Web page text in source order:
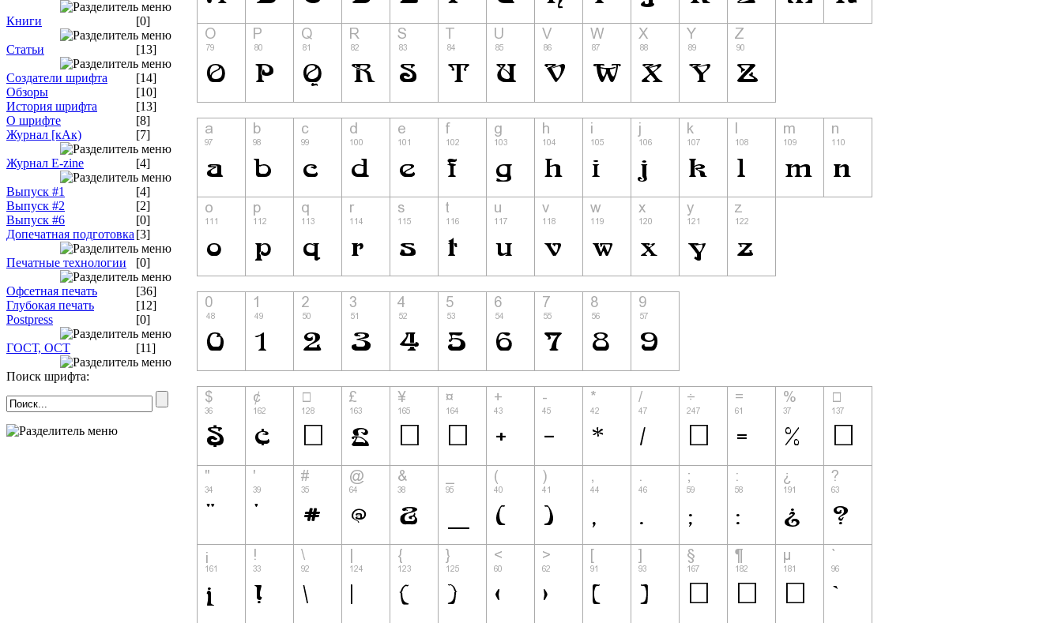
Книги [0]
Статьи [13]
Создатели шрифта
[14]
Обзоры
[10]
История шрифта
[13]
О шрифте
[8]
Журнал [кАк)
[7]
Журнал E-zine [4]
Выпуск #1
[4]
Выпуск #2
[2]
Выпуск #6
[0]
Допечатная подготовка [3]
Печатные технологии [0]
Офсетная печать
[36]
Глубокая печать
[12]
Postpress
[0]
ГОСТ, ОСТ [11]
Поиск шрифта: